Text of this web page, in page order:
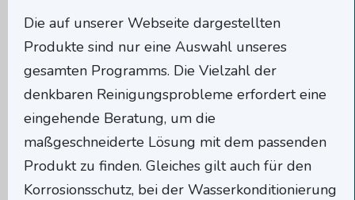
Die auf unserer Webseite dargestellten
Produkte sind nur eine Auswahl unseres
gesamten Programms. Die Vielzahl der
denkbaren Reinigungsprobleme erfordert eine
eingehende Beratung, um die
maßgeschneiderte Lösung mit dem passenden
Produkt zu finden. Gleiches gilt auch für den
Korrosionsschutz, bei der Wasserkonditionierung